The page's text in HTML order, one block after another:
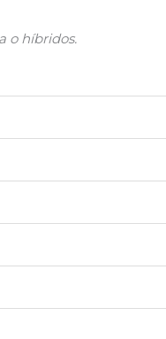
o híbridos.